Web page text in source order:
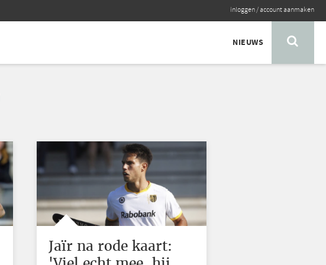
inloggen/account aanmaken
NIEUWS
Jaïr na rode kaart: